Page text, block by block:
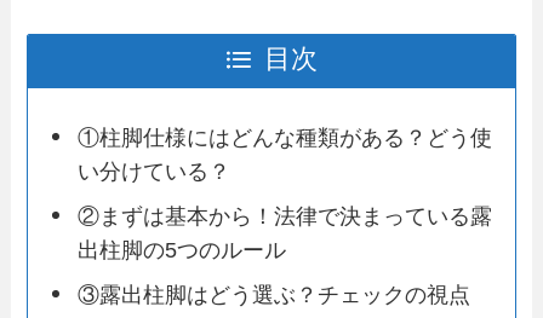
目次
①柱脚仕様にはどんな種類がある？どう使
い分けている？
②まずは基本から！法律で決まっている露
出柱脚の5つのルール
③露出柱脚はどう選ぶ？チェックの視点